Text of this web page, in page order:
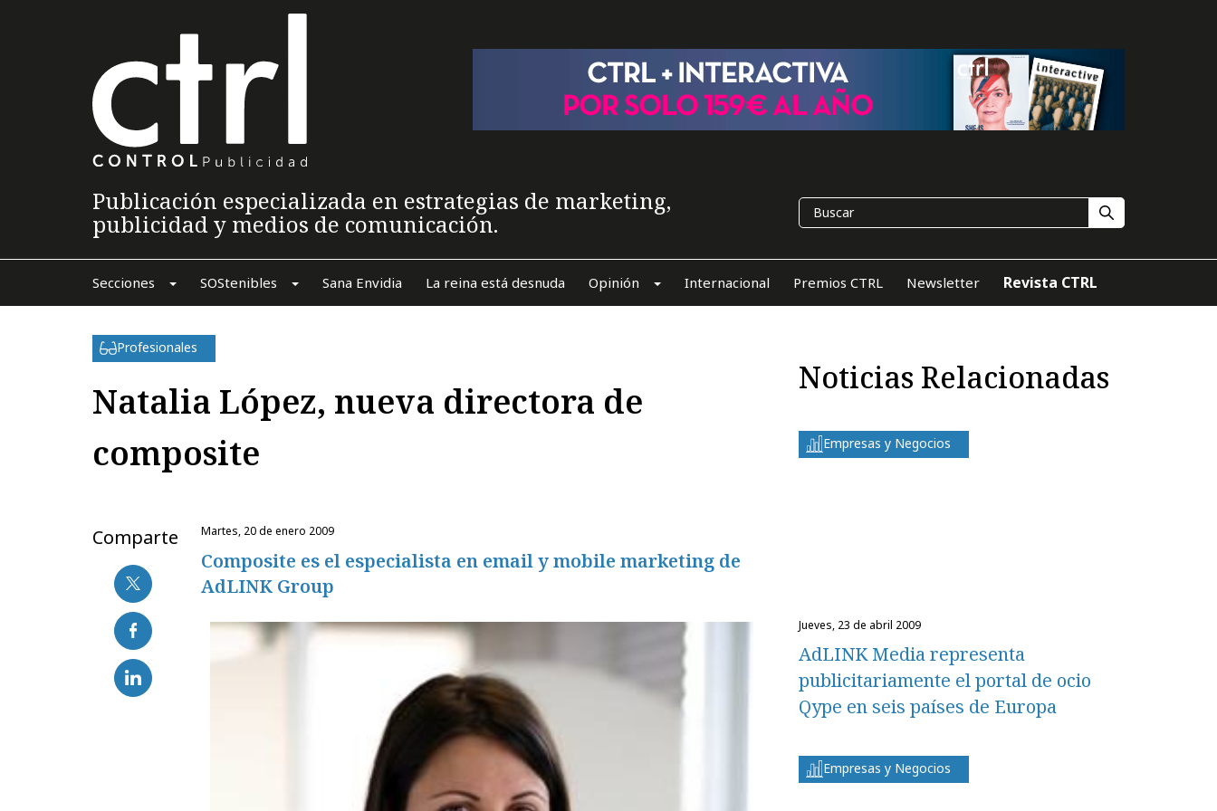
Publicación especializada en estrategias de marketing,
publicidad y medios de comunicación.
Secciones SOStenibles Sana Envidia La reina está desnuda Opinión Internacional Premios CTRL Newsletter Revista CTRL
Profesionales
Natalia López, nueva directora de
composite
Comparte martes, 20 de enero 2009
Composite es el especialista en email y mobile marketing de
AdLINK Group
Noticias Relacionadas
Empresas y Negocios
jueves, 23 de abril 2009
AdLINK Media representa
publicitariamente el portal de ocio
Qype en seis países de Europa
Empresas y Negocios